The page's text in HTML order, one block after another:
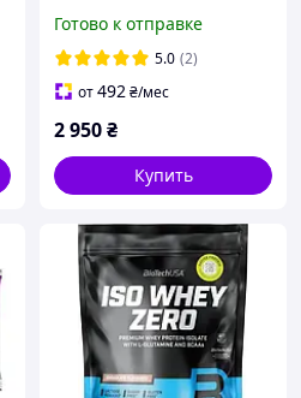
Готово к отправке
5.0 (2)
от492₴/мес
2 950₴
Купить